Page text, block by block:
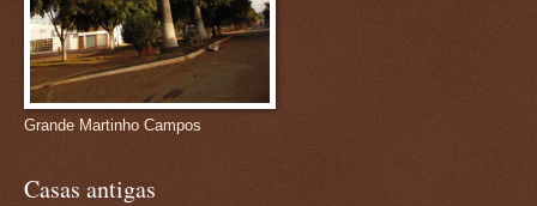
Grande Martinho Campos
Casas antigas